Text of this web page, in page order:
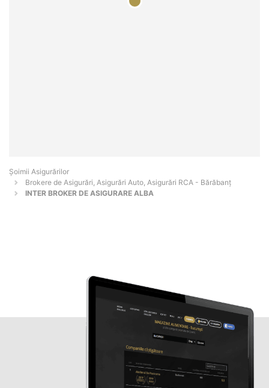
Șoimii Asigurărilor
Brokere de Asigurări, Asigurări Auto, Asigurări RCA - Bărăbanţ
INTER BROKER DE ASIGURARE ALBA